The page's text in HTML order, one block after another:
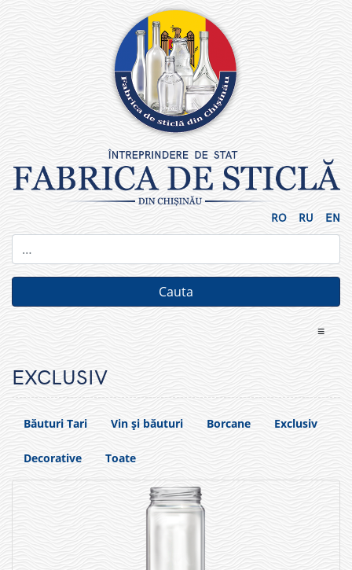
RO RU EN
≡
EXCLUSIV
Băuturi Tari Vin și băuturi Borcane Exclusiv
Decorative Toate